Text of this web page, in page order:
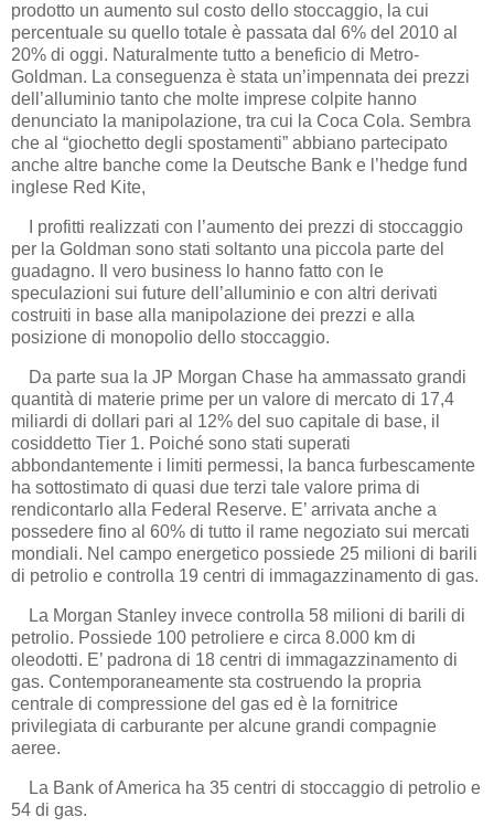
prodotto un aumento sul costo dello stoccaggio, la cui
percentuale su quello totale è passata dal 6% del 2010 al
20% di oggi. Naturalmente tutto a beneficio di Metro-
Goldman. La conseguenza è stata un’impennata dei prezzi
dell’alluminio tanto che molte imprese colpite hanno
denunciato la manipolazione, tra cui la Coca Cola. Sembra
che al “giochetto degli spostamenti” abbiano partecipato
anche altre banche come la Deutsche Bank e l’hedge fund
inglese Red Kite,
I profitti realizzati con l’aumento dei prezzi di stoccaggio
per la Goldman sono stati soltanto una piccola parte del
guadagno. Il vero business lo hanno fatto con le
speculazioni sui future dell’alluminio e con altri derivati
costruiti in base alla manipolazione dei prezzi e alla
posizione di monopolio dello stoccaggio.
Da parte sua la JP Morgan Chase ha ammassato grandi
quantità di materie prime per un valore di mercato di 17,4
miliardi di dollari pari al 12% del suo capitale di base, il
cosiddetto Tier 1. Poiché sono stati superati
abbondantemente i limiti permessi, la banca furbescamente
ha sottostimato di quasi due terzi tale valore prima di
rendicontarlo alla Federal Reserve. E’ arrivata anche a
possedere fino al 60% di tutto il rame negoziato sui mercati
mondiali. Nel campo energetico possiede 25 milioni di barili
di petrolio e controlla 19 centri di immagazzinamento di gas.
La Morgan Stanley invece controlla 58 milioni di barili di
petrolio. Possiede 100 petroliere e circa 8.000 km di
oleodotti. E’ padrona di 18 centri di immagazzinamento di
gas. Contemporaneamente sta costruendo la propria
centrale di compressione del gas ed è la fornitrice
privilegiata di carburante per alcune grandi compagnie
aeree.
La Bank of America ha 35 centri di stoccaggio di petrolio e
54 di gas.